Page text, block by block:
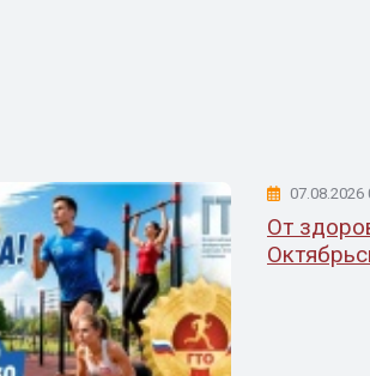
07.08.2026
От